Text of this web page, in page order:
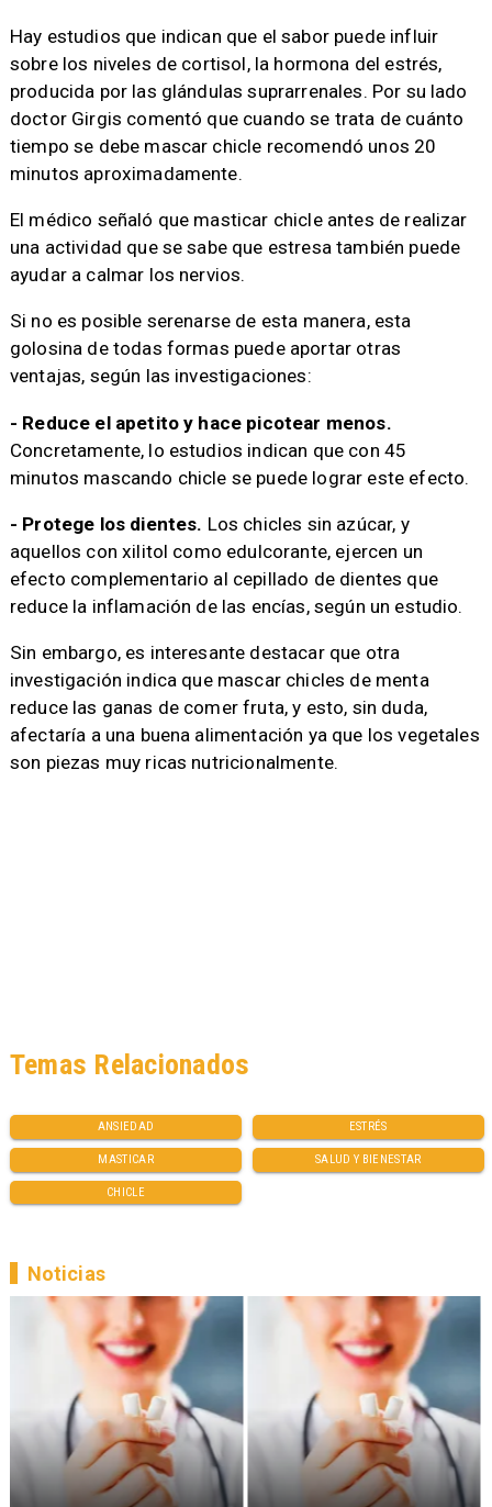
Hay estudios que indican que el sabor puede influir
sobre los niveles de cortisol, la hormona del estrés,
producida por las glándulas suprarrenales. Por su lado
doctor Girgis comentó que cuando se trata de cuánto
tiempo se debe mascar chicle recomendó unos 20
minutos aproximadamente.
El médico señaló que masticar chicle antes de realizar
una actividad que se sabe que estresa también puede
ayudar a calmar los nervios.
Si no es posible serenarse de esta manera, esta
golosina de todas formas puede aportar otras
ventajas, según las investigaciones:
- Reduce el apetito y hace picotear menos.
Concretamente, lo estudios indican que con 45
minutos mascando chicle se puede lograr este efecto.
- Protege los dientes. Los chicles sin azúcar, y
aquellos con xilitol como edulcorante, ejercen un
efecto complementario al cepillado de dientes que
reduce la inflamación de las encías, según un estudio.
Sin embargo, es interesante destacar que otra
investigación indica que mascar chicles de menta
reduce las ganas de comer fruta, y esto, sin duda,
afectaría a una buena alimentación ya que los vegetales
son piezas muy ricas nutricionalmente.
ANSIEDAD ESTRÉS
MASTICAR SALUD Y BIENESTAR
CHICLE
Temas Relacionados
Noticias